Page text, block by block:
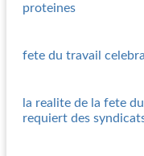
proteines
fete du travail
la realite de la fete
requiert des